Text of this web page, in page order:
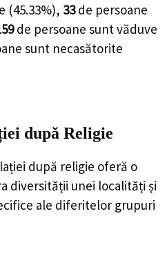
(45.33%), 33 de persoane
de persoane sunt văduve
sunt necasătorite
după Religie
după religie oferă o
diversității unei localități și
ale diferitelor grupuri